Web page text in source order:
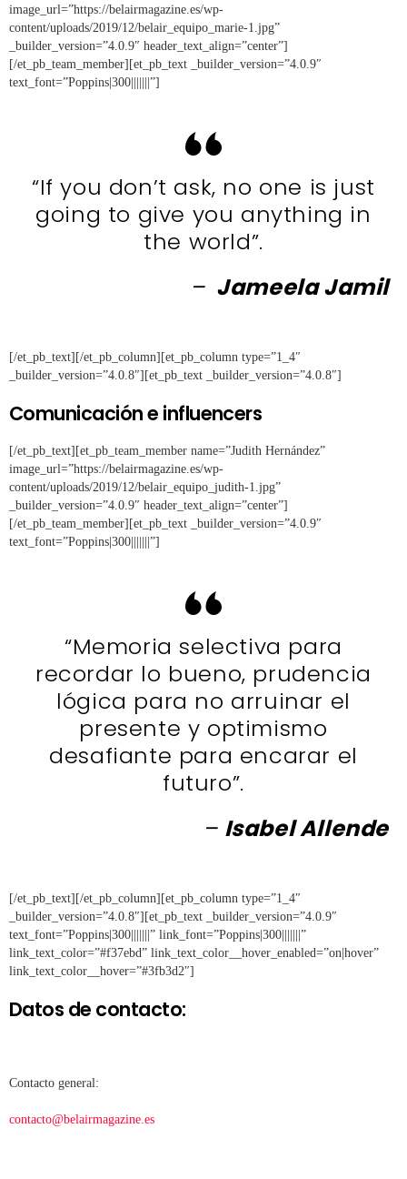
image_url=”https://belairmagazine.es/wp-
content/uploads/2019/12/belair_equipo_marie-1.jpg”
_builder_version=”4.0.9″ header_text_align=”center”]
[/et_pb_team_member][et_pb_text _builder_version=”4.0.9″
text_font=”Poppins|300|||||||”]
“If you don’t ask, no one is just
going to give you anything in
the world”.
– Jameela Jamil
[/et_pb_text][/et_pb_column][et_pb_column type=”1_4″
_builder_version=”4.0.8″][et_pb_text _builder_version=”4.0.8″]
Comunicación e influencers
[/et_pb_text][et_pb_team_member name=”Judith Hernández”
image_url=”https://belairmagazine.es/wp-
content/uploads/2019/12/belair_equipo_judith-1.jpg”
_builder_version=”4.0.9″ header_text_align=”center”]
[/et_pb_team_member][et_pb_text _builder_version=”4.0.9″
text_font=”Poppins|300|||||||”]
“Memoria selectiva para
recordar lo bueno, prudencia
lógica para no arruinar el
presente y optimismo
desafiante para encarar el
futuro”.
– Isabel Allende
[/et_pb_text][/et_pb_column][et_pb_column type=”1_4″
_builder_version=”4.0.8″][et_pb_text _builder_version=”4.0.9″
text_font=”Poppins|300|||||||” link_font=”Poppins|300|||||||”
link_text_color=”#f37ebd” link_text_color__hover_enabled=”on|hover”
link_text_color__hover=”#3fb3d2″]
Datos de contacto:
Contacto general:
contacto@belairmagazine.es